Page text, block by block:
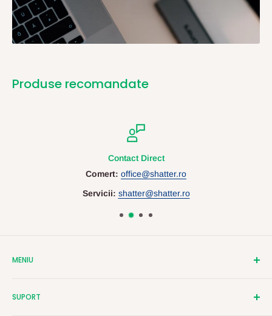
Produse recomandate
Contact Direct
Comert: office@shatter.ro
Servicii: shatter@shatter.ro
MENIU
Contact
SUPORT